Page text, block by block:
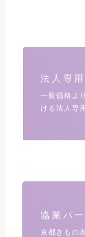
法人専
一般価格よ
ける法人専
協業パ
京都きもの